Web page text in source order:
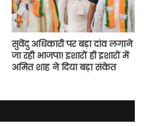
सुवेंदु अधिकारी पर बड़ा दांव लगाने
जा रही भाजपा! इशारों ही इशारों में
अमित शाह ने दिया बड़ा संकेत